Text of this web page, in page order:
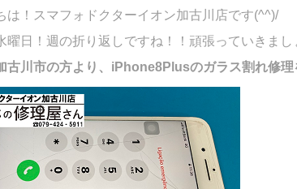
は！スマフォドクターイオン加古川店です(^^)/
曜日！週の折り返しですね！！頑張っていきまし
古川市の方より、iPhone8Plusのガラス割れ修理